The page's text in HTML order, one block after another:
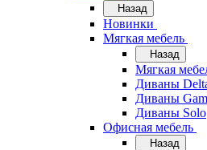
Назад
Новинки
Мягкая мебель
Назад
Мягкая
Диваны
Диваны
Диваны Solo
Офисная мебель
Назад